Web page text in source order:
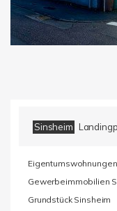
Sinsheim
Gewerbeimmobilien
Grundstück Sinsheim